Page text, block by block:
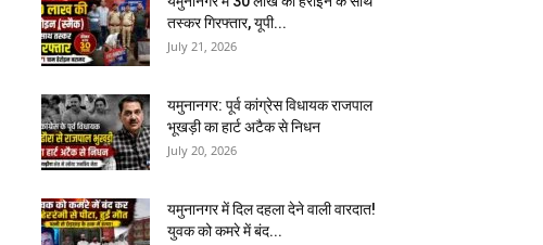
तस्कर गिरफ्तार, यूपी...
July 21, 2026
यमुनानगर: पूर्व कांग्रेस विधायक राजपाल
भूखड़ी का हार्ट अटैक से निधन
July 20, 2026
यमुनानगर में दिल दहला देने वाली वारदात!
युवक को कमरे में बंद...